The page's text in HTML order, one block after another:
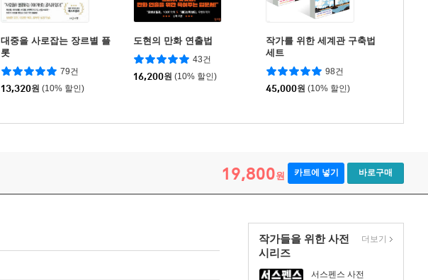
대중을 사로잡는 장르별 플
롯
79건
13,320원 (10% 할인)
도현의 만화 연출법
43건
16,200원 (10% 할인)
작가를 위한 세계관 구축법
세트
98건
45,000원 (10% 할인)
19,800원 카트에 넣기 바로구매
작가들을 위한 사전
시리즈
서스펜스 사전
더보기